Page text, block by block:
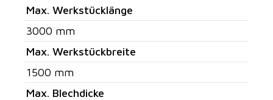
Max. Werkstücklänge
3000 mm
Max. Werkstückbreite
1500 mm
Max. Blechdicke